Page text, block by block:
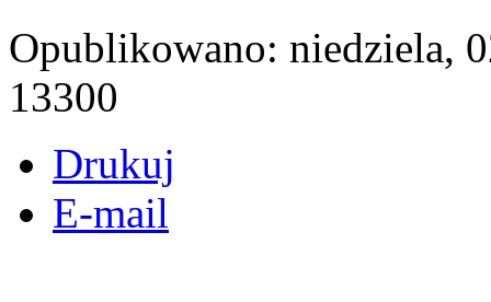
Opublikowano: niedziela,
13300
Drukuj
E-mail